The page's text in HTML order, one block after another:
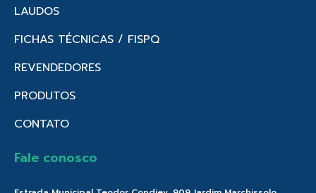
LAUDOS
FICHAS TÉCNICAS / FISPQ
REVENDEDORES
PRODUTOS
CONTATO
Fale conosco